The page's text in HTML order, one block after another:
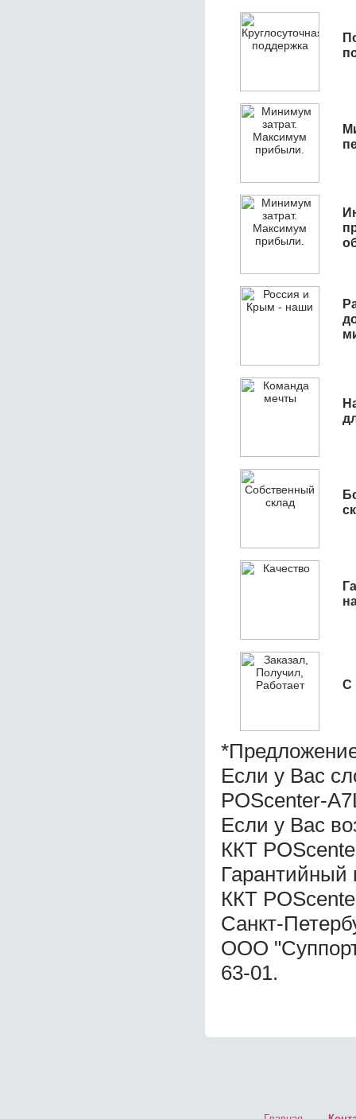
С
Если у Вас
POScenter-
Если у Вас
ККТ
Гарантийный
ККТ
Санкт-
ООО
63-01.